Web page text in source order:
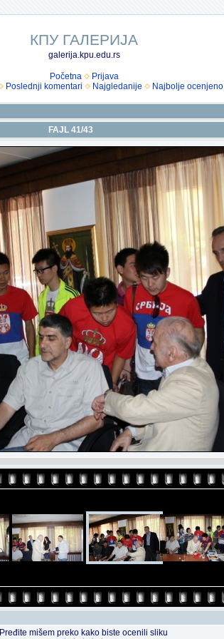
КПУ ГАЛЕРИЈА
galerija.kpu.edu.rs
Početna
Prijava
Poslednji komentari Najgledanije Najbolje ocenjeno
FAJL 41/43
Pređite mišem preko kako biste ocenili sliku